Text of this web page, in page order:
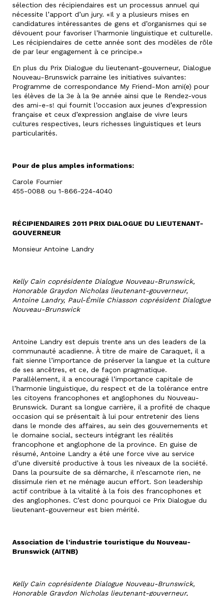
sélection des récipiendaires est un processus annuel qui
nécessite l’apport d’un jury. «Il y a plusieurs mises en
candidatures intéressantes de gens et d’organismes qui se
dévouent pour favoriser l’harmonie linguistique et culturelle.
Les récipiendaires de cette année sont des modèles de rôle
de par leur engagement à ce principe.»
En plus du Prix Dialogue du lieutenant-gouverneur, Dialogue
Nouveau-Brunswick parraine les initiatives suivantes:
Programme de correspondance My Friend-Mon ami(e) pour
les élèves de la 3e à la 9e année ainsi que le Rendez-vous
des ami-e-s! qui fournit l’occasion aux jeunes d’expression
française et ceux d’expression anglaise de vivre leurs
cultures respectives, leurs richesses linguistiques et leurs
particularités.
Pour de plus amples informations:
Carole Fournier
455-0088 ou 1-866-224-4040
RÉCIPIENDAIRES 2011 PRIX DIALOGUE DU LIEUTENANT-
GOUVERNEUR
Monsieur Antoine Landry
Kelly Cain coprésidente Dialogue Nouveau-Brunswick,
Honorable Graydon Nicholas lieutenant-gouverneur,
Antoine Landry, Paul-Émile Chiasson coprésident Dialogue
Nouveau-Brunswick
Antoine Landry est depuis trente ans un des leaders de la
communauté acadienne. À titre de maire de Caraquet, il a
fait sienne l’importance de préserver la langue et la culture
de ses ancêtres, et ce, de façon pragmatique.
Parallèlement, il a encouragé l’importance capitale de
l’harmonie linguistique, du respect et de la tolérance entre
les citoyens francophones et anglophones du Nouveau-
Brunswick. Durant sa longue carrière, il a profité de chaque
occasion qui se présentait à lui pour entretenir des liens
dans le monde des affaires, au sein des gouvernements et
le domaine social, secteurs intégrant les réalités
francophone et anglophone de la province. En guise de
résumé, Antoine Landry a été une force vive au service
d’une diversité productive à tous les niveaux de la société.
Dans la poursuite de sa démarche, il n’escamote rien, ne
dissimule rien et ne ménage aucun effort. Son leadership
actif contribue à la vitalité à la fois des francophones et
des anglophones. C’est donc pourquoi ce Prix Dialogue du
lieutenant-gouverneur est bien mérité.
Association de l’industrie touristique du Nouveau-
Brunswick (AITNB)
Kelly Cain coprésidente Dialogue Nouveau-Brunswick,
Honorable Graydon Nicholas lieutenant-gouverneur,